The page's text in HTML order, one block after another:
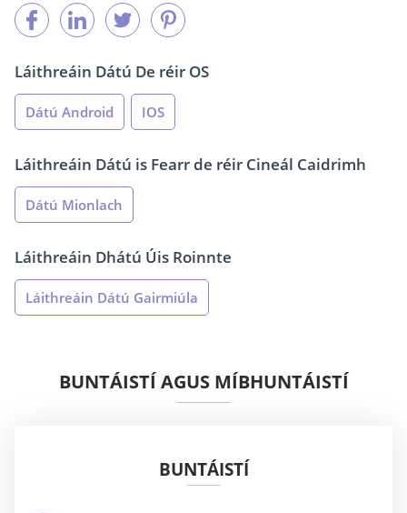
Láithreáin Dátú De réir OS
Dátú Android IOS
Láithreáin Dátú is Fearr de réir Cineál Caidrimh
Dátú Mionlach
Láithreáin Dhátú Úis Roinnte
Láithreáin Dátú Gairmiúla
BUNTÁISTÍ AGUS MÍBHUNTÁISTÍ
BUNTÁISTÍ